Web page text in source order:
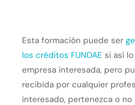
Esta formación puede ser
los créditos FUNDAE si así
empresa interesada, pero
recibida por cualquier
interesado, pertenezca o no